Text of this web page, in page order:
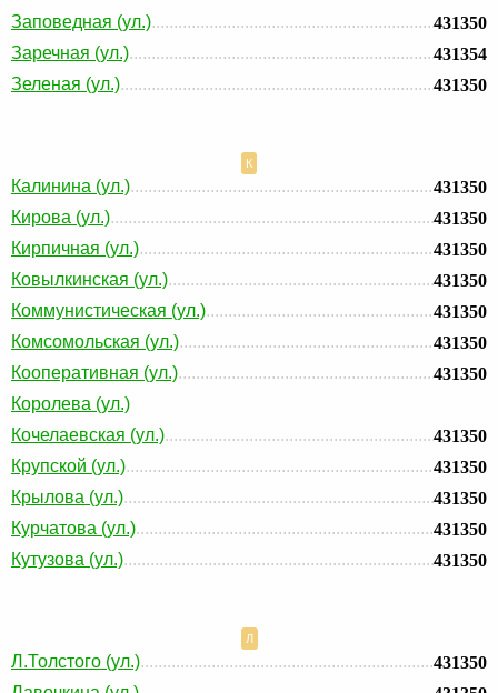
Заповедная (ул.)
431350
Заречная (ул.)
431354
Зеленая (ул.)
431350
К
Калинина (ул.)
431350
Кирова (ул.)
431350
Кирпичная (ул.)
431350
Ковылкинская (ул.)
431350
Коммунистическая (ул.)
431350
Комсомольская (ул.)
431350
Кооперативная (ул.)
431350
Королева (ул.)
Кочелаевская (ул.)
431350
Крупской (ул.)
431350
Крылова (ул.)
431350
Курчатова (ул.)
431350
Кутузова (ул.)
431350
Л
Л.Толстого (ул.)
431350